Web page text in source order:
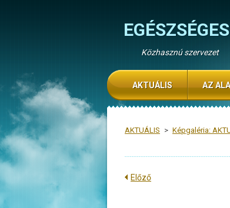
Közhasznú szervezet
AKTUÁLIS > Képgaléria:
Előző
AKTUÁLIS AZ